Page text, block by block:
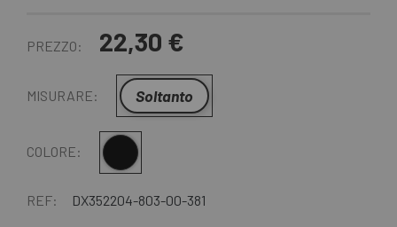
PREZZO: 22,30 €
MISURARE: Soltanto
COLORE: Multiplo
REF: DX352204-803-00-381